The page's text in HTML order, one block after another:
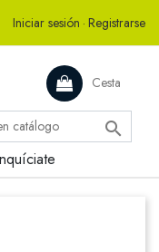
Iniciar sesión · Registrarse
Cesta
